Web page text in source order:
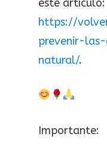
este artículo:
https://
prevenir-
natural/.
Importante: